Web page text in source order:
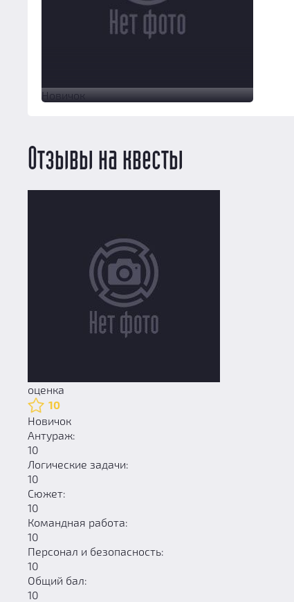
Новичок
Отзывы на квесты
оценка
10
Новичок
Антураж:
10
Логические задачи:
10
Сюжет:
10
Командная работа:
10
Персонал и безопасность:
10
Общий бал:
10